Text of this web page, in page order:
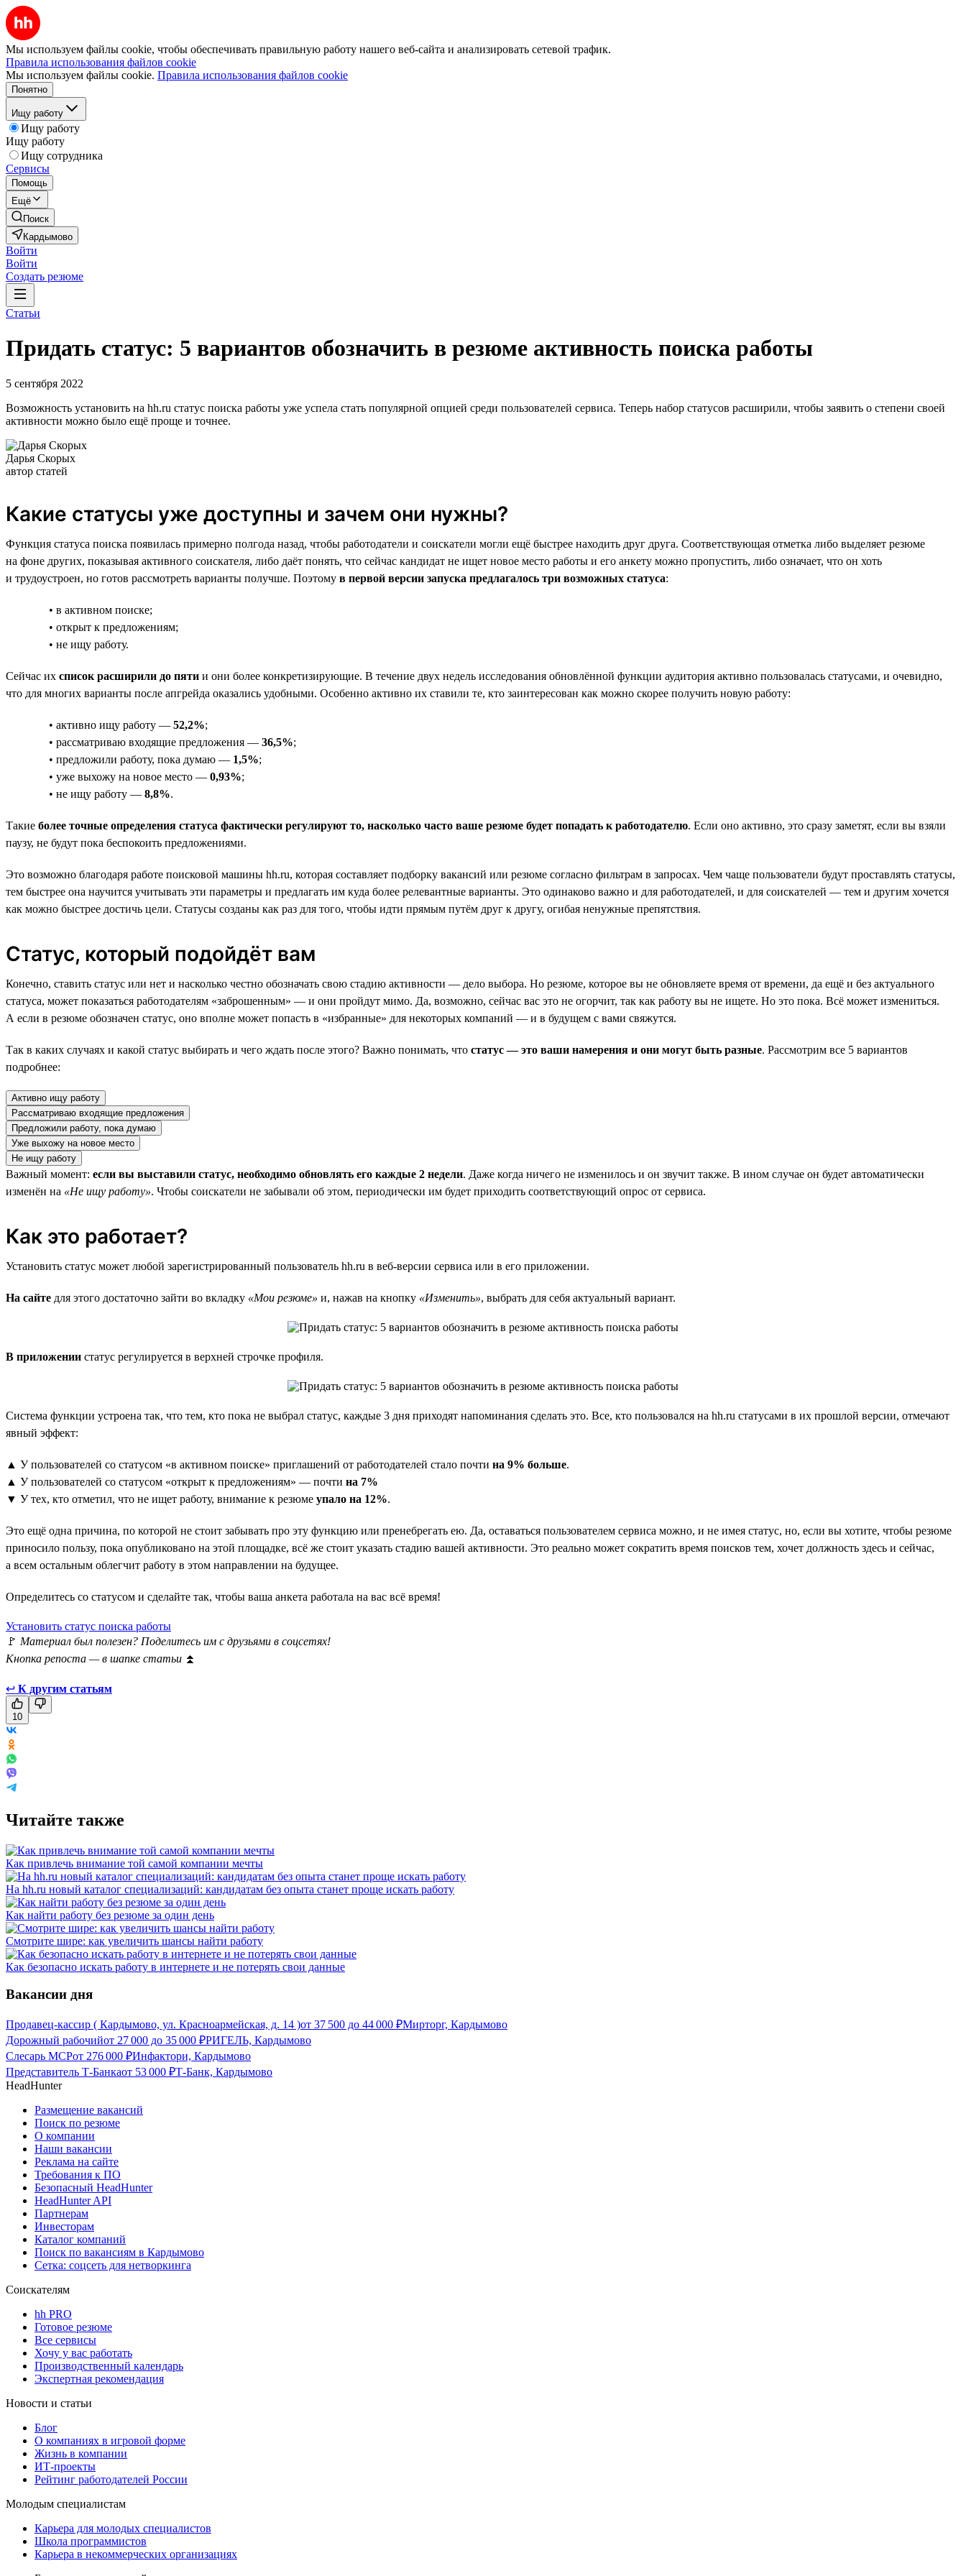
Мы используем файлы cookie, чтобы обеспечивать правильную работу нашего веб-сайта и анализировать сетевой трафик.
Правила использования файлов cookie
Мы используем файлы cookie. Правила использования файлов cookie
Понятно
Ищу работу
Ищу работу
Ищу работу
Ищу сотрудника
Сервисы
Помощь
Ещё
Поиск
Кардымово
Войти
Войти
Создать резюме
Статьи
Придать статус: 5 вариантов обозначить в резюме активность поиска работы
5 сентября 2022
Возможность установить на hh.ru статус поиска работы уже успела стать популярной опцией среди пользователей сервиса. Теперь набор статусов расширили, чтобы заявить о степени своей
активности можно было ещё проще и точнее.
Дарья Скорых
автор статей
Какие статусы уже доступны и зачем они нужны?
Функция статуса поиска появилась примерно полгода назад, чтобы работодатели и соискатели могли ещё быстрее находить друг друга. Соответствующая отметка либо выделяет резюме
на фоне других, показывая активного соискателя, либо даёт понять, что сейчас кандидат не ищет новое место работы и его анкету можно пропустить, либо означает, что он хоть
и трудоустроен, но готов рассмотреть варианты получше. Поэтому в первой версии запуска предлагалось три возможных статуса:
• в активном поиске;
• открыт к предложениям;
• не ищу работу.
Сейчас их список расширили до пяти и они более конкретизирующие. В течение двух недель исследования обновлённой функции аудитория активно пользовалась статусами, и очевидно,
что для многих варианты после апгрейда оказались удобными. Особенно активно их ставили те, кто заинтересован как можно скорее получить новую работу:
• активно ищу работу — 52,2%;
• рассматриваю входящие предложения — 36,5%;
• предложили работу, пока думаю — 1,5%;
• уже выхожу на новое место — 0,93%;
• не ищу работу — 8,8%.
Такие более точные определения статуса фактически регулируют то, насколько часто ваше резюме будет попадать к работодателю. Если оно активно, это сразу заметят, если вы взяли
паузу, не будут пока беспокоить предложениями.
Это возможно благодаря работе поисковой машины hh.ru, которая составляет подборку вакансий или резюме согласно фильтрам в запросах. Чем чаще пользователи будут проставлять статусы,
тем быстрее она научится учитывать эти параметры и предлагать им куда более релевантные варианты. Это одинаково важно и для работодателей, и для соискателей — тем и другим хочется
как можно быстрее достичь цели. Статусы созданы как раз для того, чтобы идти прямым путём друг к другу, огибая ненужные препятствия.
Статус, который подойдёт вам
Конечно, ставить статус или нет и насколько честно обозначать свою стадию активности — дело выбора. Но резюме, которое вы не обновляете время от времени, да ещё и без актуального
статуса, может показаться работодателям «заброшенным» — и они пройдут мимо. Да, возможно, сейчас вас это не огорчит, так как работу вы не ищете. Но это пока. Всё может измениться.
А если в резюме обозначен статус, оно вполне может попасть в «избранные» для некоторых компаний — и в будущем с вами свяжутся.
Так в каких случаях и какой статус выбирать и чего ждать после этого? Важно понимать, что статус — это ваши намерения и они могут быть разные. Рассмотрим все 5 вариантов
подробнее:
Активно ищу работу
Рассматриваю входящие предложения
Предложили работу, пока думаю
Уже выхожу на новое место
Не ищу работу
Важный момент: если вы выставили статус, необходимо обновлять его каждые 2 недели. Даже когда ничего не изменилось и он звучит также. В ином случае он будет автоматически
изменён на «Не ищу работу». Чтобы соискатели не забывали об этом, периодически им будет приходить соответствующий опрос от сервиса.
Как это работает?
Установить статус может любой зарегистрированный пользователь hh.ru в веб-версии сервиса или в его приложении.
На сайте для этого достаточно зайти во вкладку «Мои резюме» и, нажав на кнопку «Изменить», выбрать для себя актуальный вариант.
В приложении статус регулируется в верхней строчке профиля.
Система функции устроена так, что тем, кто пока не выбрал статус, каждые 3 дня приходят напоминания сделать это. Все, кто пользовался на hh.ru статусами в их прошлой версии, отмечают
явный эффект:
▲ У пользователей со статусом «в активном поиске» приглашений от работодателей стало почти на 9% больше.
▲ У пользователей со статусом «открыт к предложениям» — почти на 7%
▼ У тех, кто отметил, что не ищет работу, внимание к резюме упало на 12%.
Это ещё одна причина, по которой не стоит забывать про эту функцию или пренебрегать ею. Да, оставаться пользователем сервиса можно, и не имея статус, но, если вы хотите, чтобы резюме
приносило пользу, пока опубликовано на этой площадке, всё же стоит указать стадию вашей активности. Это реально может сократить время поисков тем, хочет должность здесь и сейчас,
а всем остальным облегчит работу в этом направлении на будущее.
Определитесь со статусом и сделайте так, чтобы ваша анкета работала на вас всё время!
Установить статус поиска работы
🚩 Материал был полезен? Поделитесь им с друзьями в соцсетях!
Кнопка репоста — в шапке статьи ⏫
↩ К другим статьям
10
Читайте также
Как привлечь внимание той самой компании мечты
На hh.ru новый каталог специализаций: кандидатам без опыта станет проще искать работу
Как найти работу без резюме за один день
Смотрите шире: как увеличить шансы найти работу
Как безопасно искать работу в интернете и не потерять свои данные
Вакансии дня
Продавец-кассир ( Кардымово, ул. Красноармейская, д. 14 )от 37 500 до 44 000 ₽Мирторг, Кардымово
Дорожный рабочийот 27 000 до 35 000 ₽РИГЕЛЬ, Кардымово
Слесарь МСРот 276 000 ₽Инфактори, Кардымово
Представитель Т-Банкаот 53 000 ₽Т-Банк, Кардымово
HeadHunter
Размещение вакансий
Поиск по резюме
О компании
Наши вакансии
Реклама на сайте
Требования к ПО
Безопасный HeadHunter
HeadHunter API
Партнерам
Инвесторам
Каталог компаний
Поиск по вакансиям в Кардымово
Сетка: соцсеть для нетворкинга
Соискателям
hh PRO
Готовое резюме
Все сервисы
Хочу у вас работать
Производственный календарь
Экспертная рекомендация
Новости и статьи
Блог
О компаниях в игровой форме
Жизнь в компании
ИТ-проекты
Рейтинг работодателей России
Молодым специалистам
Карьера для молодых специалистов
Школа программистов
Карьера в некоммерческих организациях